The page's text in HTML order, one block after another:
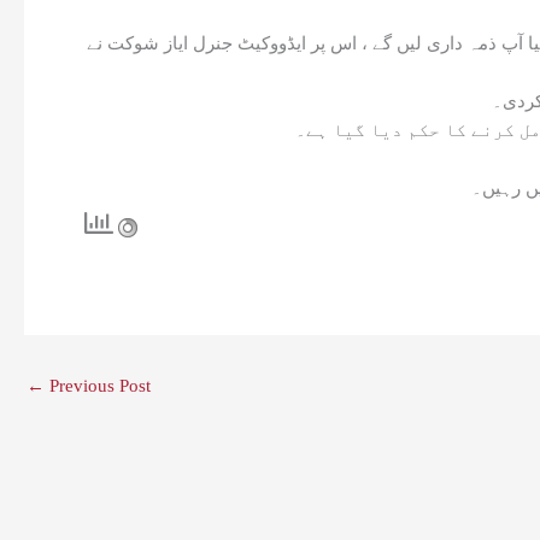
آپ ذمہ داری لیں گے ، اس پر ایڈووکیٹ جنرل ایاز شوکت نے
کرنے کا حکم دیا گیا ہے۔
رہیں۔
← Previous Post